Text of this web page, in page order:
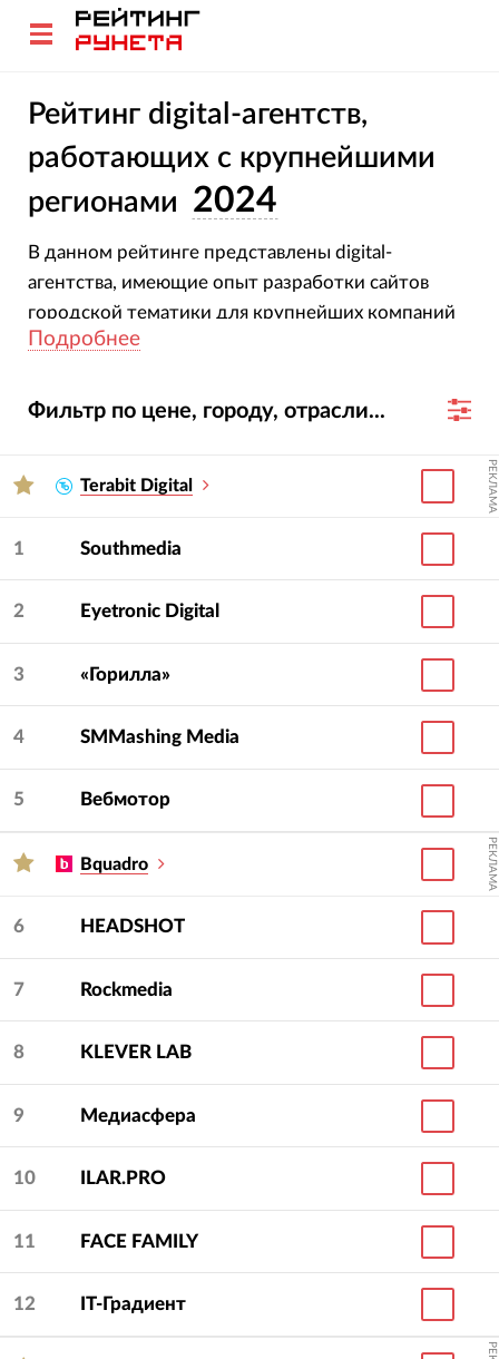
Рейтинг digital-агентств,
работающих с крупнейшими
регионами 2024
В данном рейтинге представлены digital-
агентства, имеющие опыт разработки сайтов
городской тематики для крупнейших компаний
России и мира.
Подробнее
Фильтр по цене, городу, отрасли...
Terabit Digital РЕКЛАМА
1 Southmedia
2 Eyetronic Digital
3 «Горилла»
4 SMMashing Media
5 Вебмотор
Bquadro РЕКЛАМА
6 HEADSHOT
7 Rockmedia
8 KLEVER LAB
9 Медиасфера
10 ILAR.PRO
11 FACE FAMILY
12 IT-Градиент